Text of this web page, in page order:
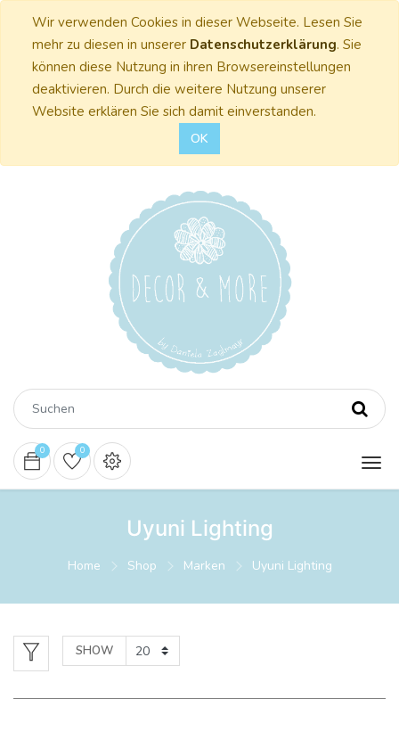
Wir verwenden Cookies in dieser Webseite. Lesen Sie
mehr zu diesen in unserer Datenschutzerklärung. Sie
können diese Nutzung in ihren Browsereinstellungen
deaktivieren. Durch die weitere Nutzung unserer
Website erklären Sie sich damit einverstanden.
OK
0 0
Uyuni Lighting
Home Shop Marken Uyuni Lighting
SHOW